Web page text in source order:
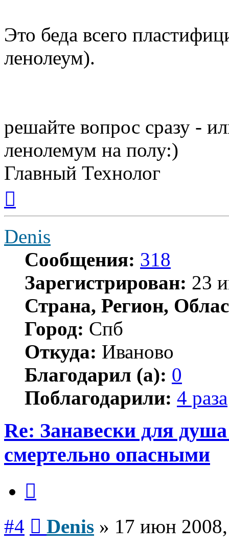
Это беда всего
ленолеум).
решайте вопрос сразу -
ленолемум на полу:)
Главный Технолог
началу
Denis
Сообщения: 318
Зарегистрирован: 23
Страна, Регион,
Город: Спб
Откуда: Иваново
Благодарил (а): 0
Поблагодарили: 4 раза
Re: Занавески для
смертельно опасными
#4 Denis » 17 июн